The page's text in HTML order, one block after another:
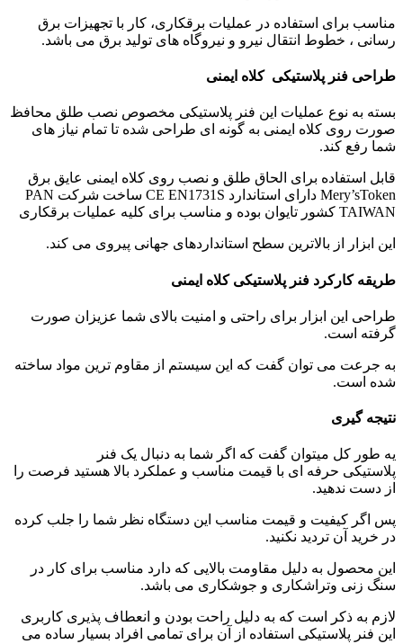
مناسب برای استفاده در عملیات برقکاری، کار با تجهیزات برق
رسانی ، خطوط انتقال نیرو و نیروگاه های تولید برق می باشد.
طراحی فنر پلاستیکی کلاه ایمنی
بسته به نوع عملیات این فنر پلاستیکی مخصوص نصب طلق محافظ
صورت روی کلاه ایمنی به گونه ای طراحی شده تا تمام نیاز های
شما رفع کند.
قابل استفاده برای الحاق طلق و نصب روی کلاه ایمنی عایق برق
Mery’sToken دارای استاندارد CE EN1731S ساخت شرکت PAN
TAIWAN کشور تایوان بوده و مناسب برای کلیه عملیات برقکاری
این ابزار از بالاترین سطح استانداردهای جهانی پیروی می کند.
طریقه کارکرد فنر پلاستیکی کلاه ایمنی
طراحی این ابزار برای راحتی و امنیت بالای شما عزیزان صورت
گرفته است.
به جرعت می توان گفت که این سیستم از مقاوم ترین مواد ساخته
شده است.
نتیجه گیری
یه طور کل میتوان گفت که اگر شما به دنبال یک فنر
پلاستیکی حرفه ای با قیمت مناسب و عملکرد بالا هستید فرصت را
از دست ندهید.
پس اگر کیفیت و قیمت مناسب این دستگاه نظر شما را جلب کرده
در خرید آن تردید نکنید.
این محصول به دلیل مقاومت بالایی که دارد مناسب برای کار در
سنگ زنی وتراشکاری و جوشکاری می باشد.
لازم به ذکر است که به دلیل راحت بودن و انعطاف پذیری کاربری
این فنر پلاستیکی استفاده از آن برای تمامی افراد بسیار ساده می